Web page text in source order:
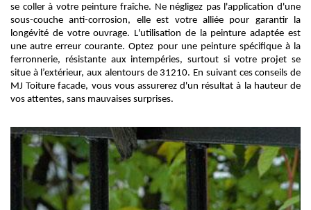
se coller à votre peinture fraîche. Ne négligez pas l'application d'une
sous-couche anti-corrosion, elle est votre alliée pour garantir la
longévité de votre ouvrage. L'utilisation de la peinture adaptée est
une autre erreur courante. Optez pour une peinture spécifique à la
ferronnerie, résistante aux intempéries, surtout si votre projet se
situe à l’extérieur, aux alentours de 31210. En suivant ces conseils de
MJ Toiture facade, vous vous assurerez d'un résultat à la hauteur de
vos attentes, sans mauvaises surprises.